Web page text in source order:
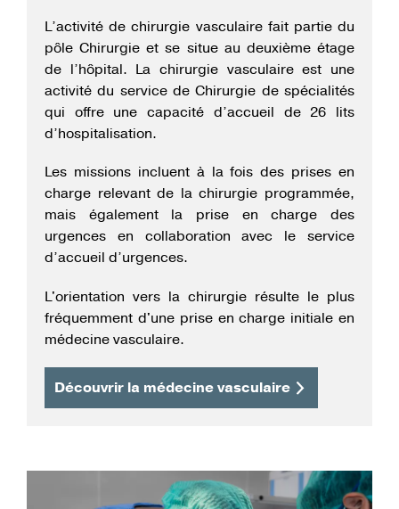
L’activité de chirurgie vasculaire fait partie du
pôle Chirurgie et se situe au deuxième étage
de l’hôpital. La chirurgie vasculaire est une
activité du service de Chirurgie de spécialités
qui offre une capacité d’accueil de 26 lits
d’hospitalisation.
Les missions incluent à la fois des prises en
charge relevant de la chirurgie programmée,
mais également la prise en charge des
urgences en collaboration avec le service
d’accueil d’urgences.
L'orientation vers la chirurgie résulte le plus
fréquemment d'une prise en charge initiale en
médecine vasculaire.
Découvrir la médecine vasculaire